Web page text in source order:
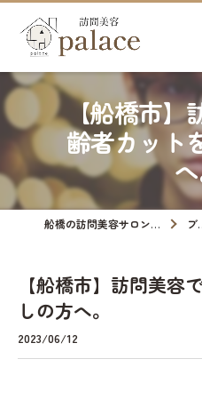
【船橋市】
齢者カット
船橋の訪問美容サロンなら訪問美容palace ブログ
【船橋市】訪問美容
しの方へ。
2023/06/12